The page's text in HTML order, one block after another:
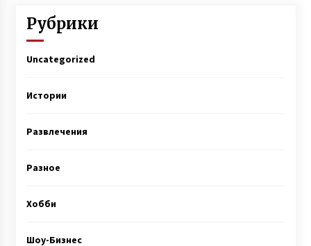
Рубрики
Uncategorized
Истории
Развлечения
Разное
Хобби
Шоу-Бизнес